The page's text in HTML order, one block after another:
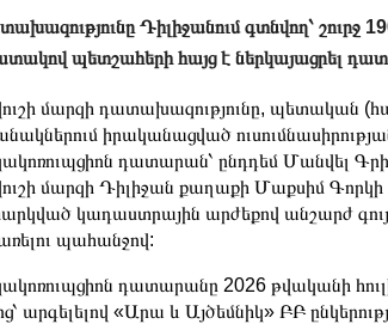
Դիլիջանում գտնվող՝ շուրջ
պետշահերի հայց է ներկայացրել
մարզի դատախազությունը, պետական
իրականացված
դատարան՝ ընդդեմ Մանվել
մարզի Դիլիջան քաղաքի Մաքսիմ Գորկի
կադաստրային արժեքով անշարժ
պահանջով:
դատարանը 2026 թվականի
արգելելով «Արա և Այծեմնիկ» ԲԲ